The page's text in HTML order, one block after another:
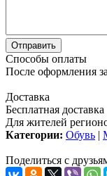
Способы оплаты
После оформления
Доставка
Бесплатная
Для жителей
Категории: Обувь |
Поделиться с